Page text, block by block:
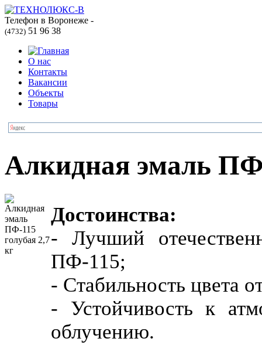
Телефон в Воронеже -
(4732) 51 96 38
О нас
Контакты
Вакансии
Объекты
Товары
Алкидная эмаль
Достоинства:
- Лучший
ПФ-115;
- Стабильность цвета
- Устойчивость к
облучению.